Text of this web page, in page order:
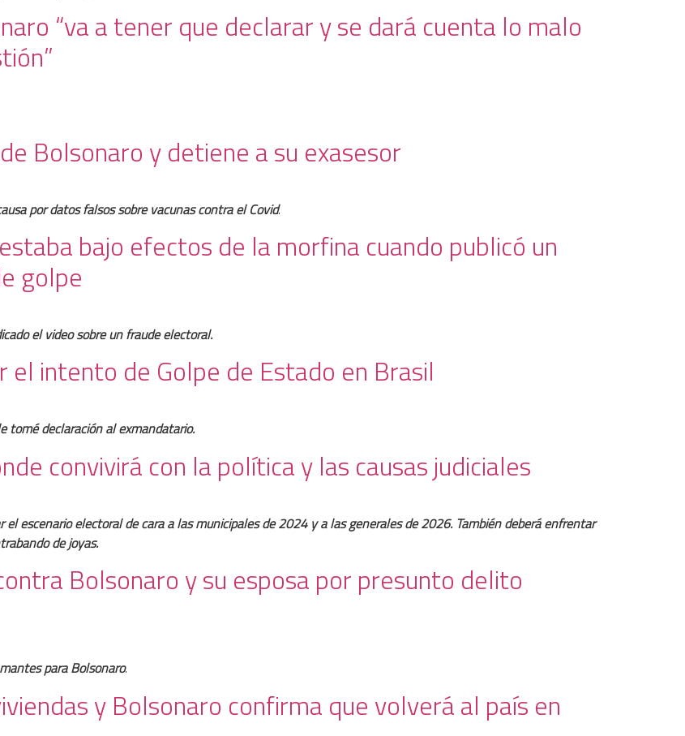
“va a tener que declarar y se dará cuenta lo malo
Bolsonaro y detiene a su exasesor
por datos falsos sobre vacunas contra el Covid.
bajo efectos de la morfina cuando publicó un
golpe
el video sobre un fraude electoral.
intento de Golpe de Estado en Brasil
tomé declaración al exmandatario.
convivirá con la política y las causas judiciales
escenario electoral de cara a las municipales de 2024 y a las generales de 2026. También deberá enfrentar
de joyas.
Bolsonaro y su esposa por presunto delito
para Bolsonaro.
y Bolsonaro confirma que volverá al país en